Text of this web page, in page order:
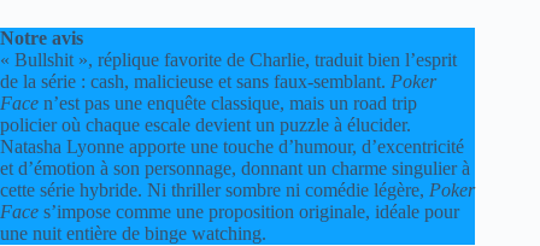
Notre avis
« Bullshit », réplique favorite de Charlie, traduit bien l’esprit
de la série : cash, malicieuse et sans faux-semblant. Poker
Face n’est pas une enquête classique, mais un road trip
policier où chaque escale devient un puzzle à élucider.
Natasha Lyonne apporte une touche d’humour, d’excentricité
et d’émotion à son personnage, donnant un charme singulier à
cette série hybride. Ni thriller sombre ni comédie légère, Poker
Face s’impose comme une proposition originale, idéale pour
une nuit entière de binge watching.